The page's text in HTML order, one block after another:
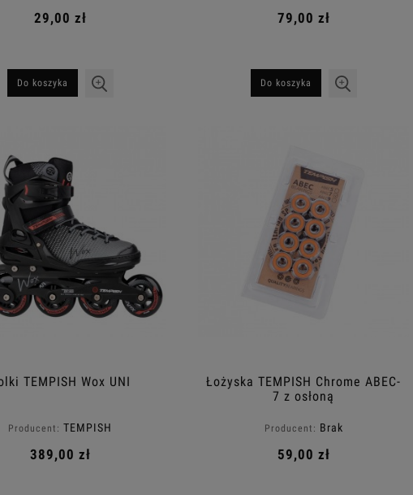
29,00 zł
Do koszyka
79,00 zł
Do koszyka
TEMPISH Wox UNI
Producent: TEMPISH
389,00 zł
Łożyska TEMPISH Chrome ABEC-
7 z osłoną
Producent: Brak
59,00 zł